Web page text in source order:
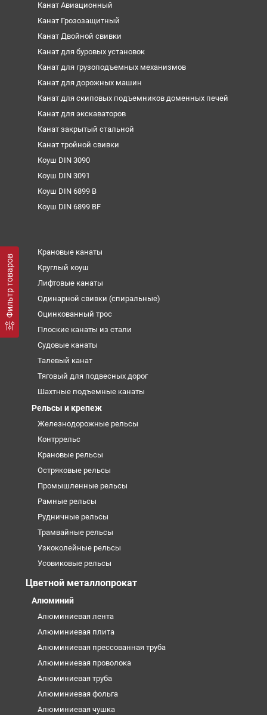
Фильтр товаров
Канат Авиационный
Канат Грозозащитный
Канат Двойной свивки
Канат для буровых установок
Канат для грузоподъемных механизмов
Канат для дорожных машин
Канат для скиповых подъемников доменных печей
Канат для экскаваторов
Канат закрытый стальной
Канат тройной свивки
Коуш DIN 3090
Коуш DIN 3091
Коуш DIN 6899 B
Коуш DIN 6899 BF
Крановые канаты
Круглый коуш
Лифтовые канаты
Одинарной свивки (спиральные)
Оцинкованный трос
Плоские канаты из стали
Судовые канаты
Талевый канат
Тяговый для подвесных дорог
Шахтные подъемные канаты
Рельсы и крепеж
Железнодорожные рельсы
Контррельс
Крановые рельсы
Остряковые рельсы
Промышленные рельсы
Рамные рельсы
Рудничные рельсы
Трамвайные рельсы
Узкоколейные рельсы
Усовиковые рельсы
Цветной металлопрокат
Алюминий
Алюминиевая лента
Алюминиевая плита
Алюминиевая прессованная труба
Алюминиевая проволока
Алюминиевая труба
Алюминиевая фольга
Алюминиевая чушка